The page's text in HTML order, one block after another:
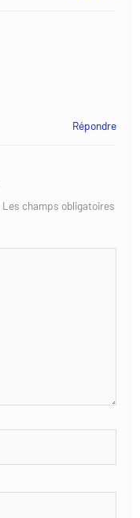
Répondre
Les champs obligatoires